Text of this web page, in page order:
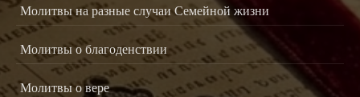
Молитвы на разные случаи Семейной жизни
Молитвы о благоденствии
Молитвы о вере